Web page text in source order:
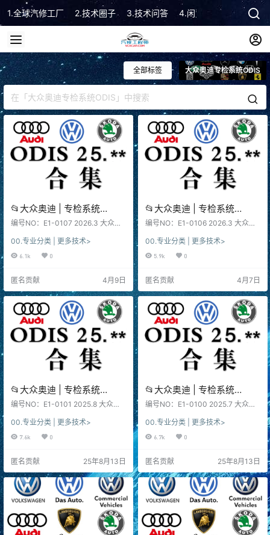
1.全球汽修工厂 2.技术圈子 3.技术问答 4.闲置市场 5.技术顾
全部标签 大众奥迪专检系统ODIS
📂大众奥迪 | 专检系统
2026.3 ODIS-E 21.0.1 破解
版免注册版 [安装教程+破解
补丁]（5.6G）
编号NO：E1-0107 2026.3 大众奥
6.3 Volkswagen Audi Odis E 21.0.1
cracked version registration free v
各有差异、利弊！未测试, 仅供参
考！ 不同版本：数据、功能、权
00.专业分类 | 更多技术>
6.1k 0
匿名贡献 4月9日
📂大众奥迪 | 专检系统
2026.3 ODIS-S 25.3.0 破解
版免注册版 [安装教程+破解
补丁+免登录]（22G）
编号NO：E1-0106 2026.3 大众奥
6.3 Volkswagen Audi Odis S 25.3.
0 cracked version registration fre
限各有差异、利弊！未测试, 仅供参
考！ 不同版本：数据、功能、权
00.专业分类 | 更多技术>
5.9k 0
匿名贡献 4月7日
📂大众奥迪 | 专检系统
2025.8 ODIS-S 25.0.3 破解
补丁]（42.5G）
编号NO：E1-0101 2025.8 大众奥
5.8 Volkswagen Audi Odis S 25.0.
3 cracked version registration fre
e version 软件系统：下载前, 先看
限各有差异、利弊！未测试, 仅供参
考！ 不同版本：数据、功能、权
限、win系统、…
00.专业分类 | 更多技术>
7.6k 0
匿名贡献 25年8月13日
📂大众奥迪 | 专检系统
2025.7 ODIS-S 25.0.3 破解
（21.3G）
编号NO：E1-0100 2025.7 大众奥
025.7 Volkswagen Audi Odis S 25.
0.3 cracked version registration fr
ee version 软件系统：下载前, 先
权限各有差异、利弊！未测试, 仅供
参考！ 不同版本：数据、功能、权
限、win系统…
00.专业分类 | 更多技术>
6.7k 0
匿名贡献 25年8月13日